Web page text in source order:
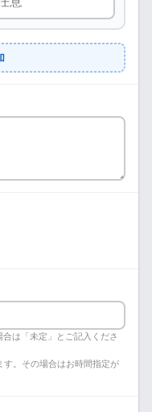
は「未定」とご記入くださ
す。その場合はお時間指定が